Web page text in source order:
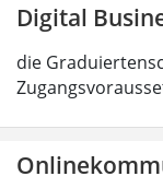
Digital
die